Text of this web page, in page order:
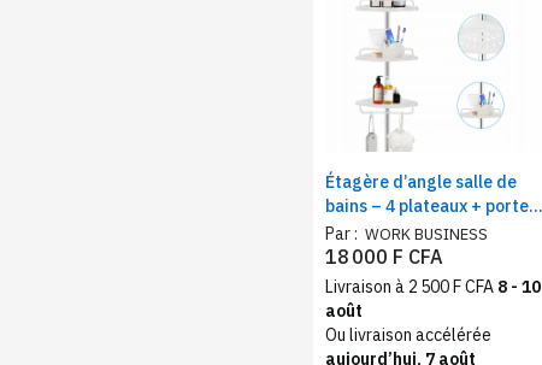
Étagère d’angle salle de
bains – 4 plateaux + porte-
serviettes
Par : WORK BUSINESS
18 000 F CFA
Livraison à 2 500 F CFA 8 - 10
août
Ou livraison accélérée
aujourd’hui, 7 août